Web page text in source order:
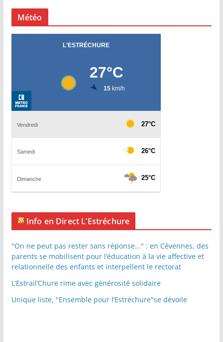
Météo
Info en Direct L’Estréchure
"On ne peut pas rester sans réponse..." : en Cévennes, des
parents se mobilisent pour l’éducation à la vie affective et
relationnelle des enfants et interpellent le rectorat
L’Estrail’Chure rime avec générosité solidaire
Unique liste, "Ensemble pour l’Estréchure"se dévoile